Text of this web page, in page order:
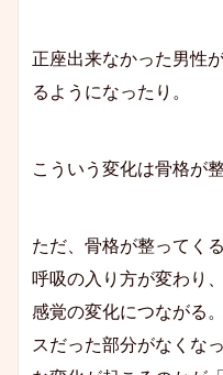
正座出来なかった男性
るようになったり。
こういう変化は骨格が
ただ、骨格が整ってく
呼吸の入り方が変わり
感覚の変化につながる
スだった部分がなくな